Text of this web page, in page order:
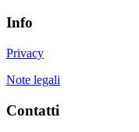
Info
Privacy
Note legali
Contatti